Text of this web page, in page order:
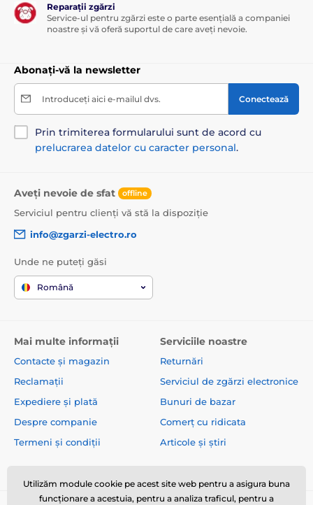
Reparații zgărzi
Service-ul pentru zgărzi este o parte esențială a companiei
noastre și vă oferă suportul de care aveți nevoie.
Abonați-vă la newsletter
Introduceți aici e-mailul dvs. Conectează
Prin trimiterea formularului sunt de acord cu
prelucrarea datelor cu caracter personal.
Aveți nevoie de sfat offline
Serviciul pentru clienți vă stă la dispoziție
info@zgarzi-electro.ro
Unde ne puteți găsi
Română
Mai multe informații
Contacte și magazin
Reclamații
Expediere și plată
Despre companie
Termeni și condiții
Serviciile noastre
Returnări
Serviciul de zgărzi electronice
Bunuri de bazar
Comerț cu ridicata
Articole și știri
Utilizăm module cookie pe acest site web pentru a asigura buna
funcționare a acestuia, pentru a analiza traficul, pentru a